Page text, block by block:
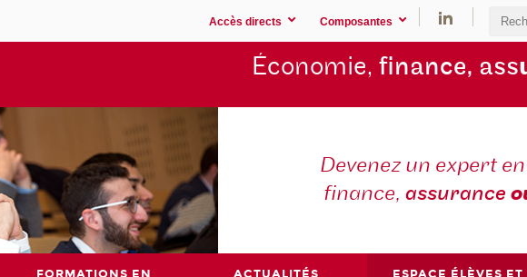
Accès directs Composantes
Économie, finance, ass
Devenez un expert
finance, assurance
FORMATIONS EN
ACTUALITÉS
ESPACE ÉLÈVES ET